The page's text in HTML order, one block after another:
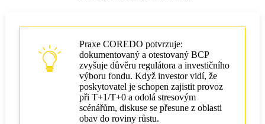
Praxe COREDO potvrzuje:
dokumentovaný a otestovaný BCP
zvyšuje důvěru regulátora a investičního
výboru fondu. Když investor vidí, že
poskytovatel je schopen zajistit provoz
při T+1/T+0 a odolá stresovým
scénářům, diskuse se přesune z oblasti
obav do roviny růstu.